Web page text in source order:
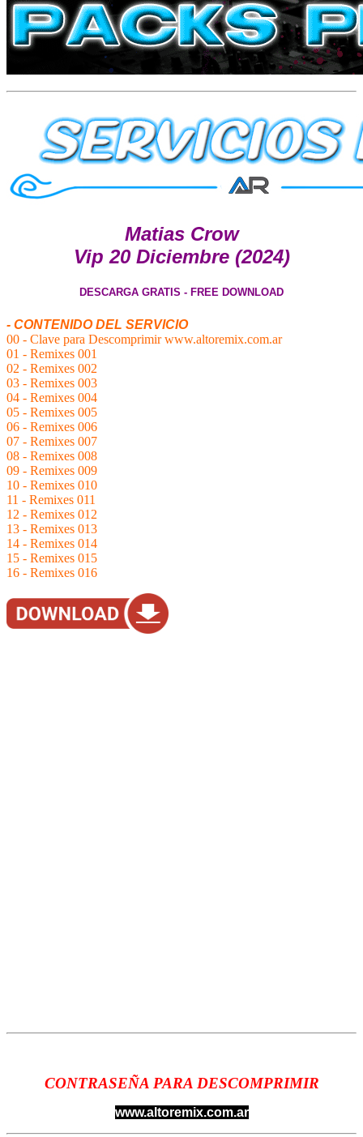
Matias Crow
Vip 20 Diciembre (2024)
DESCARGA GRATIS - FREE DOWNLOAD
- CONTENIDO DEL SERVICIO
00 - Clave para Descomprimir www.altoremix.com.ar
01 - Remixes 001
02 - Remixes 002
03 - Remixes 003
04 - Remixes 004
05 - Remixes 005
06 - Remixes 006
07 - Remixes 007
08 - Remixes 008
09 - Remixes 009
10 - Remixes 010
11 - Remixes 011
12 - Remixes 012
13 - Remixes 013
14 - Remixes 014
15 - Remixes 015
16 - Remixes 016
CONTRASEÑA PARA DESCOMPRIMIR
www.altoremix.com.ar